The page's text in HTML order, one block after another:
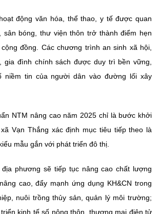
động văn hóa, thể thao, y tế được quan
sân bóng, thư viện thôn trở thành điểm hẹn
đồng. Các chương trình an sinh xã hội,
gia đình chính sách được duy trì bền vững,
niềm tin của người dân vào đường lối xây
NTM nâng cao năm 2025 chỉ là bước khởi
Vạn Thắng xác định mục tiêu tiếp theo là
mẫu gắn với phát triển đô thị.
phương sẽ tiếp tục nâng cao chất lượng
cao, đẩy mạnh ứng dụng KH&CN trong
nuôi trồng thủy sản, quản lý môi trường;
kinh tế số nông thôn, thương mại điện tử